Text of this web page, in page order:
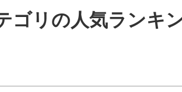
ゴリの人気ランキ